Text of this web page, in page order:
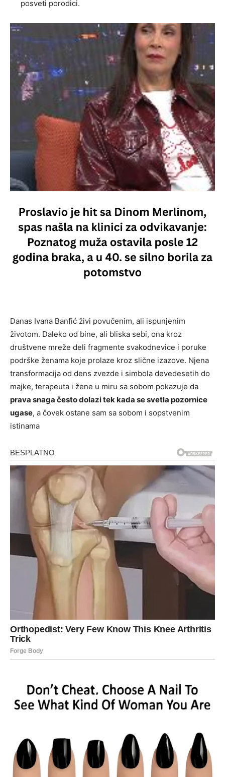
posveti porodici.
Danas Ivana Banfić živi povučenim, ali ispunjenim
životom. Daleko od bine, ali bliska sebi, ona kroz
društvene mreže deli fragmente svakodnevice i poruke
podrške ženama koje prolaze kroz slične izazove. Njena
transformacija od dens zvezde i simbola devedesetih do
majke, terapeuta i žene u miru sa sobom pokazuje da
prava snaga često dolazi tek kada se svetla pozornice
ugase, a čovek ostane sam sa sobom i sopstvenim
istinama